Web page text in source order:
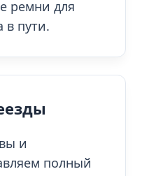
ремни для
в пути.
и
полный